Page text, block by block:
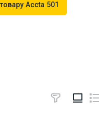
Accta 501